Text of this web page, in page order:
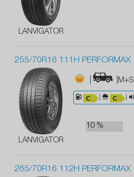
LANVIGATOR
255/70R16 111H PERFORMAX
LANVIGATOR
| |M+S
10 %
265/70R16 112H PERFORMAX